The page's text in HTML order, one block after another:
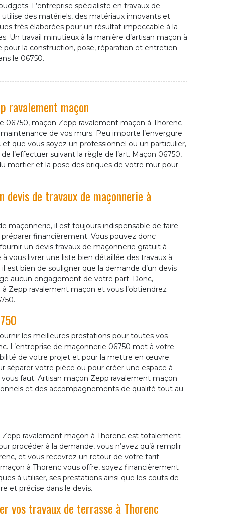
L’entreprise spécialiste en travaux de
des matériels, des matériaux innovants et
très élaborées pour un résultat impeccable à la
Un travail minutieux à la manière d’artisan maçon à
pour la construction, pose, réparation et entretien
le 06750.
ravalement maçon
maçon Zepp ravalement maçon à Thorenc
de vos murs. Peu importe l’envergure
que vous soyez un professionnel ou un particulier,
l’effectuer suivant la règle de l’art. Maçon 06750,
mortier et la pose des briques de votre mur pour
de travaux de maçonnerie à
maçonnerie, il est toujours indispensable de faire
financièrement. Vous pouvez donc
un devis travaux de maçonnerie gratuit à
vous livrer une liste bien détaillée des travaux à
est bien de souligner que la demande d’un devis
aucun engagement de votre part. Donc,
Zepp ravalement maçon et vous l’obtiendrez
les meilleures prestations pour toutes vos
L’entreprise de maçonnerie 06750 met à votre
de votre projet et pour la mettre en œuvre.
séparer votre pièce ou pour créer une espace à
faut. Artisan maçon Zepp ravalement maçon
et des accompagnements de qualité tout au
ravalement maçon à Thorenc est totalement
procéder à la demande, vous n’avez qu’à remplir
et vous recevrez un retour de votre tarif
à Thorenc vous offre, soyez financièrement
à utiliser, ses prestations ainsi que les couts de
et précise dans le devis.
vos travaux de terrasse à Thorenc